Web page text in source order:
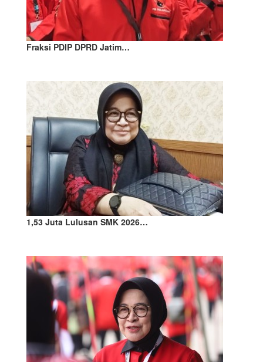
Fraksi PDIP DPRD Jatim…
1,53 Juta Lulusan SMK 2026…